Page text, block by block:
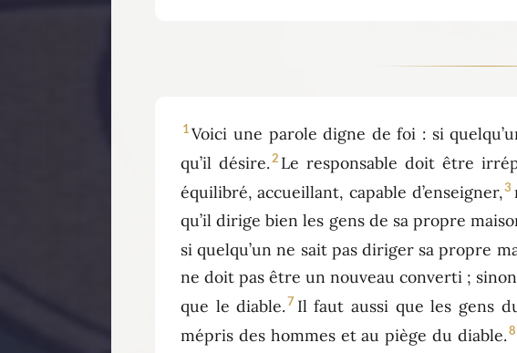
1 Voici une parole digne de foi : si
qu’il désire.2 Le responsable doit être
équilibré, accueillant, capable d’enseigner, 3
qu’il dirige bien les gens de sa propre
si quelqu’un ne sait pas diriger sa propre
ne doit pas être un nouveau converti ;
que le diable. 7 Il faut aussi que les gens
mépris des hommes et au piège du diable.8